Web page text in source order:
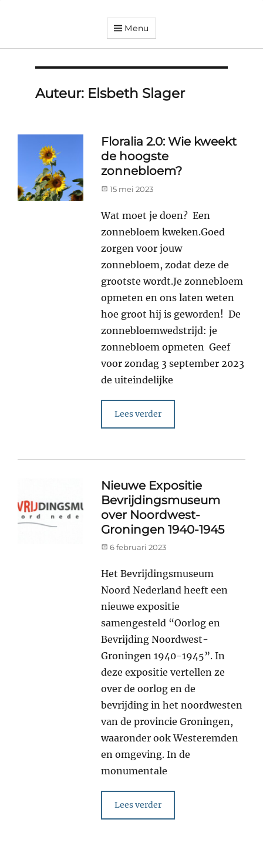
DorpsverenigingMenu
Auteur: Elsbeth Slager
Floralia 2.0: Wie kweekt
de hoogste
zonnebloem?
Posted
15 mei 2023
Wat moet je doen? Een
zonnebloem kweken.Goed
zorgen voor jouw
zonnebloem, zodat deze de
grootste wordt.Je zonnebloem
opmeten en ons laten weten
hoe groot hij is geworden! De
zonnebloemwedstrijd: je
zonnebloem opmeten Geef
voor zondag 3 september 2023
de uiteindelijke
Lees verder
Nieuwe Expositie
Bevrijdingsmuseum
over Noordwest-
Groningen 1940-1945
Posted
6 februari 2023
Het Bevrijdingsmuseum
Noord Nederland heeft een
nieuwe expositie
samengesteld “Oorlog en
Bevrijding Noordwest-
Groningen 1940-1945”. In
deze expositie vertellen ze
over de oorlog en de
bevrijding in het noordwesten
van de provincie Groningen,
waaronder ook Westeremden
en omgeving. In de
monumentale
Lees verder